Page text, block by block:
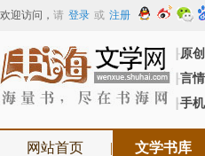
欢迎访问 ， 请 登录 或 注册
┠原
┠言
┠手
网站首页 | 文学书库